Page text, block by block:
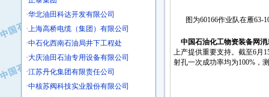
·华北油田科达开发有限公司
·上海高桥电缆（集团）有限公司
·中石化西南石油局井下工程处
·大庆油田石油专用设备有限公司
·江苏丹化集团有限责任公司
·中核苏阀科技实业股份有限公司
·山特电子（深圳）有限公司
图为60166作业队在雁63-
中国石油化工物资装备网消
上产提供重要支持。截至6月
射孔一次成功率均为100%，